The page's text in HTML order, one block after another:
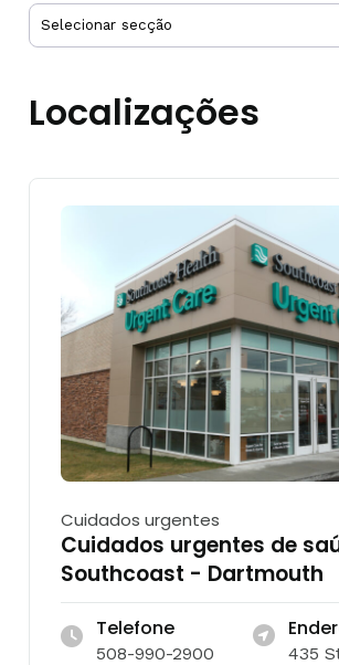
Localizações
Cuidados urgentes
Cuidados urgentes de
Southcoast - Dartmouth
Telefone
508-990-2900
435